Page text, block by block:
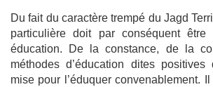
Du fait du caractère trempé du Jagd
particulière doit par conséquent
éducation. De la constance, de la
méthodes d’éducation dites
mise pour l’éduquer convenablement.